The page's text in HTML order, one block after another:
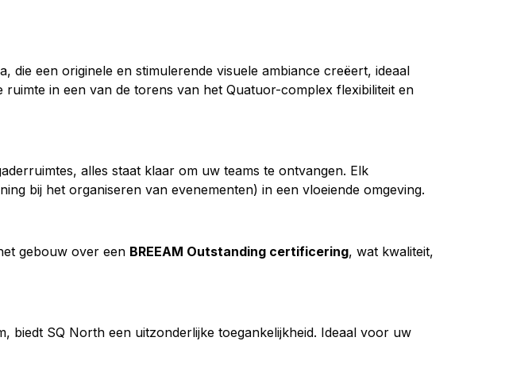
een originele en stimulerende visuele ambiance creëert, ideaal
in een van de torens van het Quatuor-complex flexibiliteit en
alles staat klaar om uw teams te ontvangen. Elk
bij het organiseren van evenementen) in een vloeiende omgeving.
gebouw over een BREEAM Outstanding certificering, wat kwaliteit,
biedt SQ North een uitzonderlijke toegankelijkheid. Ideaal voor uw